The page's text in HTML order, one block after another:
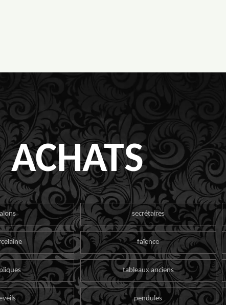
ACHATS
secrétaires
faïence
tableaux anciens
pendules